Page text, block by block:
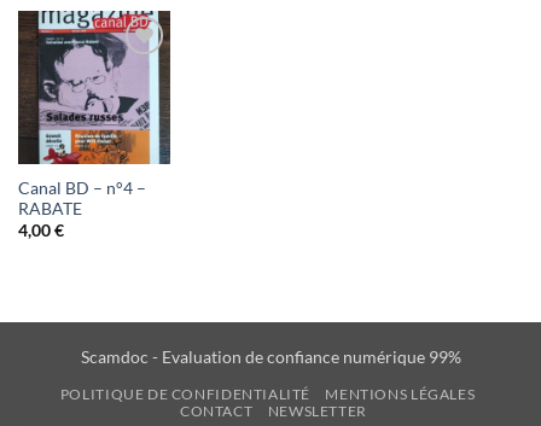
Ajouter
à ma
liste
Canal BD – n°4 –
RABATE
4,00€
Scamdoc - Evaluation de confiance numérique 99%
POLITIQUE DE CONFIDENTIALITÉ
MENTIONS LÉGALES
CONTACT
NEWSLETTER